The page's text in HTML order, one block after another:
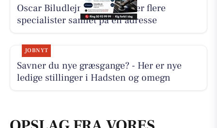
Oscar Biludlejning fremhæver flere
specialister samlet på én adresse
JOBNYT
Savner du nye græsgange? - Her er nye
ledige stillinger i Hadsten og omegn